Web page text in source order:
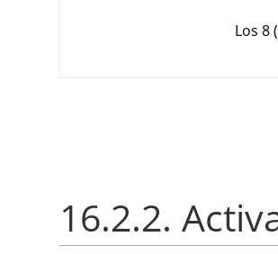
Los 8
16.2.2.